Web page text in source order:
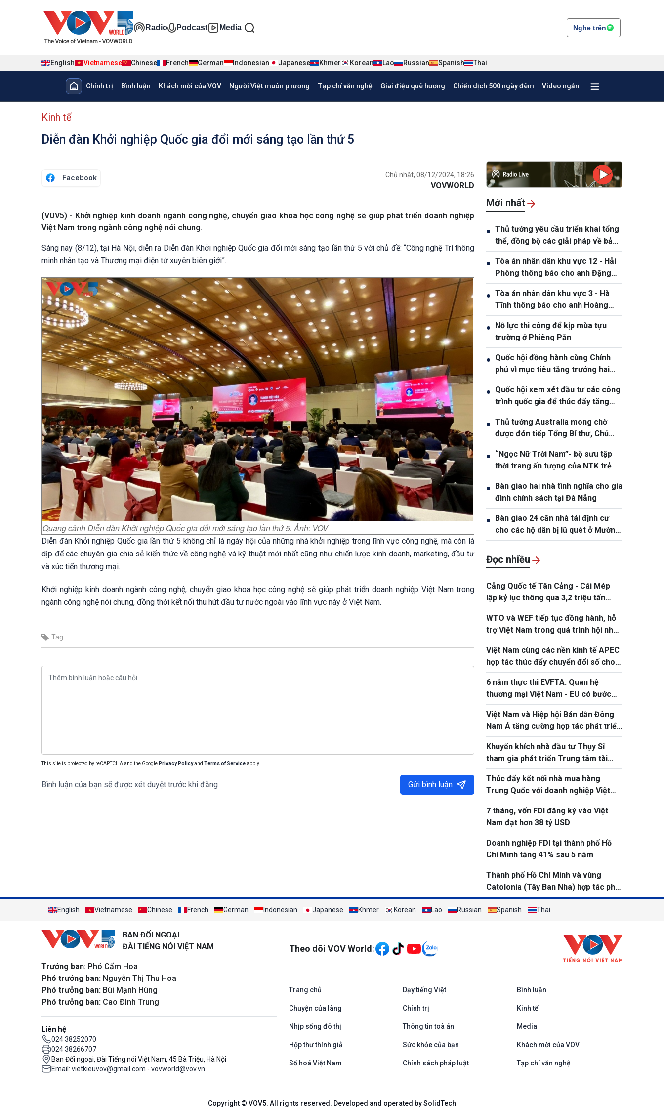
Đa phương tiện tiếng Việt
Radio Podcast Media Nghe trên
English Vietnamese Chinese French German Indonesian Japanese Khmer Korean Lao Russian Spanish Thai
Main navigation
Chính trị Bình luận Khách mời của VOV Người Việt muôn phương Tạp chí văn nghệ Giai điệu quê hương Chiến dịch 500 ngày đêm Video ngắn
menu phụ tiếng Việt
Kinh tế
Diễn đàn Khởi nghiệp Quốc gia đổi mới sáng tạo lần thứ 5
Facebook Chủ nhật, 08/12/2024, 18:26
VOVWORLD
(VOV5) - Khởi nghiệp kinh doanh ngành công nghệ, chuyển giao khoa học công nghệ sẽ giúp phát triển doanh nghiệp
Việt Nam trong ngành công nghệ nói chung.
Sáng nay (8/12), tại Hà Nội, diễn ra Diễn đàn Khởi nghiệp Quốc gia đổi mới sáng tạo lần thứ 5 với chủ đề: “Công nghệ Trí thông
minh nhân tạo và Thương mại điện tử xuyên biên giới”.
Quang cảnh Diễn đàn Khởi nghiệp Quốc gia đổi mới sáng tạo lần thứ 5. Ảnh: VOV
Diễn đàn Khởi nghiệp Quốc gia lần thứ 5 không chỉ là ngày hội của những nhà khởi nghiệp trong lĩnh vực công nghệ, mà còn là
dịp để các chuyên gia chia sẻ kiến thức về công nghệ và kỹ thuật mới nhất cũng như chiến lược kinh doanh, marketing, đầu tư
và xúc tiến thương mại.
Khởi nghiệp kinh doanh ngành công nghệ, chuyển giao khoa học công nghệ sẽ giúp phát triển doanh nghiệp Việt Nam trong
ngành công nghệ nói chung, đồng thời kết nối thu hút đầu tư nước ngoài vào lĩnh vực này ở Việt Nam.
Tag:
This site is protected by reCAPTCHA and the Google Privacy Policyand Terms of Serviceapply.
Bình luận của bạn sẽ được xét duyệt trước khi đăng Gửi bình luận
Mới nhất
● Thủ tướng yêu cầu triển khai tổng
thể, đồng bộ các giải pháp về bảo
đảm an ninh mạng
● Tòa án nhân dân khu vực 12 - Hải
Phòng thông báo cho anh Đặng
Hồng Tiệp, sinh ngày 20/5/1989
● Tòa án nhân dân khu vực 3 - Hà
Tĩnh thông báo cho anh Hoàng
Phan Anh, sinh năm 1980
● Nỗ lực thi công để kịp mùa tựu
trường ở Phiêng Pằn
● Quốc hội đồng hành cùng Chính
phủ vì mục tiêu tăng trưởng hai
con số
● Quốc hội xem xét đầu tư các công
trình quốc gia để thúc đẩy tăng
trưởng
● Thủ tướng Australia mong chờ
được đón tiếp Tổng Bí thư, Chủ
tịch nước Tô Lâm tới thăm
● “Ngọc Nữ Trời Nam”- bộ sưu tập
thời trang ấn tượng của NTK trẻ
Đỗ Quang Trường
● Bàn giao hai nhà tình nghĩa cho gia
đình chính sách tại Đà Nẵng
● Bàn giao 24 căn nhà tái định cư
cho các hộ dân bị lũ quét ở Mường
Than
Đọc nhiều
Cảng Quốc tế Tân Cảng - Cái Mép
lập kỷ lục thông qua 3,2 triệu tấn
hàng hóa
WTO và WEF tiếp tục đồng hành, hỗ
trợ Việt Nam trong quá trình hội nhập
kinh tế quốc tế
Việt Nam cùng các nền kinh tế APEC
hợp tác thúc đẩy chuyển đổi số cho
doanh nghiệp siêu nhỏ, nhỏ và vừa
6 năm thực thi EVFTA: Quan hệ
thương mại Việt Nam - EU có bước
tiến ấn tượng
Việt Nam và Hiệp hội Bán dẫn Đông
Nam Á tăng cường hợp tác phát triển
hệ sinh thái bán dẫn
Khuyến khích nhà đầu tư Thụy Sĩ
tham gia phát triển Trung tâm tài
chính quốc tế tại Việt Nam
Thúc đẩy kết nối nhà mua hàng
Trung Quốc với doanh nghiệp Việt
Nam qua VIS 2026
7 tháng, vốn FDI đăng ký vào Việt
Nam đạt hơn 38 tỷ USD
Doanh nghiệp FDI tại thành phố Hồ
Chí Minh tăng 41% sau 5 năm
Thành phố Hồ Chí Minh và vùng
Catolonia (Tây Ban Nha) hợp tác phát
triển logistics thông minh và đổi mới
sáng tạo
English Vietnamese Chinese French German Indonesian Japanese Khmer Korean Lao Russian Spanish Thai
BAN ĐỐI NGOẠI
ĐÀI TIẾNG NÓI VIỆT NAM
Trưởng ban: Phó Cẩm Hoa
Phó trưởng ban: Nguyễn Thị Thu Hoa
Phó trưởng ban: Bùi Mạnh Hùng
Phó trưởng ban: Cao Đình Trung
Liên hệ
024 38252070
024 38266707
Ban Đối ngoại, Đài Tiếng nói Việt Nam, 45 Bà Triệu, Hà Nội
Email: vietkieuvov@gmail.com - vovworld@vov.vn
Theo dõi VOV World:
Trang chủ Dạy tiếng Việt Bình luận
Chuyện của làng Chính trị Kinh tế
Nhịp sống đô thị Thông tin toà án Media
Hộp thư thính giả Sức khỏe của bạn Khách mời của VOV
Số hoá Việt Nam Chính sách pháp luật Tạp chí văn nghệ
Copyright © VOV5. All rights reserved. Developed and operated by SolidTech